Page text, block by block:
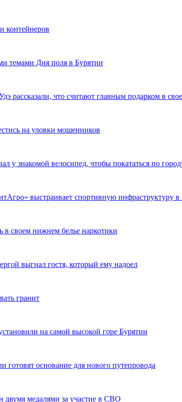
контейнеров
темами Дня поля в Бурятии
рассказали, что считают главным подарком в
на уловки мошенников
у знакомой велосипед, чтобы покататься по
выстраивает спортивную инфраструктуру в
в своем нижнем белье наркотики
выгнал гостя, который ему надоел
гранит
на самой высокой горе Бурятии
готовят основание для нового путепровода
двумя медалями за участие в СВО